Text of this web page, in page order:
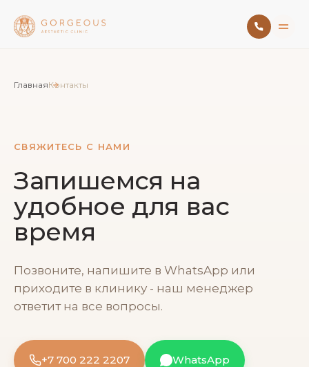
ГлавнаяКонтакты
СВЯЖИТЕСЬ С НАМИ
Запишемся на
удобное для вас
время
Позвоните, напишите в WhatsApp или
приходите в клинику - наш менеджер
ответит на все вопросы.
+7 700 222 2207 WhatsApp